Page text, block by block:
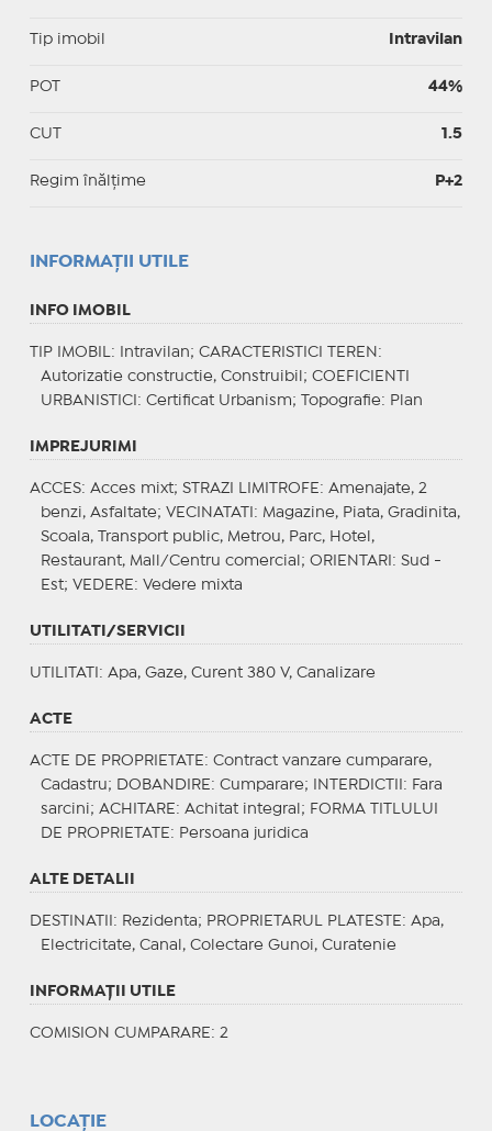
Tip imobil Intravilan
POT 44%
CUT 1.5
Regim înălțime P+2
INFORMAŢII UTILE
INFO IMOBIL
TIP IMOBIL : Intravilan; CARACTERISTICI TEREN :
Autorizatie constructie, Construibil; COEFICIENTI
URBANISTICI : Certificat Urbanism; Topografie: Plan
IMPREJURIMI
ACCES: Acces mixt; STRAZI LIMITROFE : Amenajate, 2
benzi, Asfaltate; VECINATATI : Magazine, Piata, Gradinita,
Scoala, Transport public, Metrou, Parc, Hotel,
Restaurant, Mall/Centru comercial; ORIENTARI : Sud -
Est; VEDERE : Vedere mixta
UTILITATI/SERVICII
UTILITATI : Apa, Gaze, Curent 380 V, Canalizare
ACTE
ACTE DE PROPRIETATE : Contract vanzare cumparare,
Cadastru;
DOBANDIRE : Cumparare; INTERDICTII : Fara
sarcini; ACHITARE : Achitat integral; FORMA TITLULUI
DE PROPRIETATE : Persoana juridica
ALTE DETALII
DESTINATII : Rezidenta; PROPRIETARUL PLATESTE : Apa,
Electricitate, Canal, Colectare Gunoi, Curatenie
INFORMAŢII UTILE
COMISION CUMPARARE: 2
LOCAȚIE